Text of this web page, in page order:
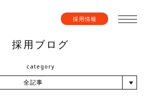
採用情報
採用ブログ
category
全記事